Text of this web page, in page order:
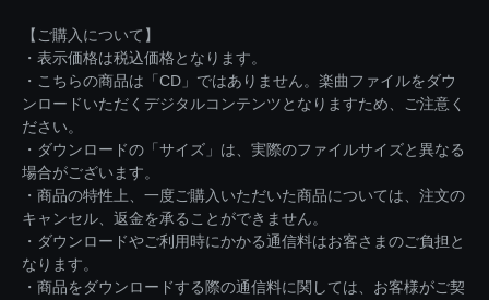
【ご購入について】
・表示価格は税込価格となります。
・こちらの商品は「CD」ではありません。楽曲ファイルをダウ
ンロードいただくデジタルコンテンツとなりますため、ご注意く
ださい。
・ダウンロードの「サイズ」は、実際のファイルサイズと異なる
場合がございます。
・商品の特性上、一度ご購入いただいた商品については、注文の
キャンセル、返金を承ることができません。
・ダウンロードやご利用時にかかる通信料はお客さまのご負担と
なります。
・商品をダウンロードする際の通信料に関しては、お客様がご契